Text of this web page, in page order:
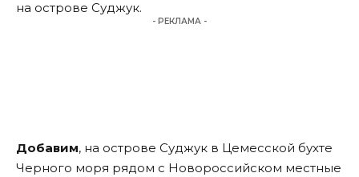
на острове Суджук.
- РЕКЛАМА -
Добавим, на острове Суджук в Цемесской бухте
Черного моря рядом с Новороссийском местные